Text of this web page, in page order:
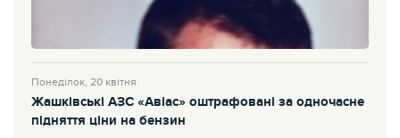
Понеділок, 20 квітня
Жашківські АЗС «Авіас» оштрафовані за одночасне
підняття ціни на бензин